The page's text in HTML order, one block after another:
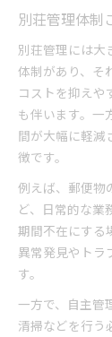
別荘管理体制
別荘管理には大
体制があり、そ
コストを抑えや
も伴います。一
間が大幅に軽減
徴です。
例えば、郵便物
ど、日常的な業
期間不在にする
異常発見やトラ
す。
一方で、自主管
清掃などを行う